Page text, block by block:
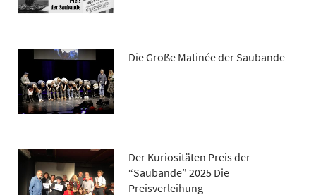
Die Große Matinée der Saubande
Der Kuriositäten Preis der
“Saubande” 2025 Die
Preisverleihung